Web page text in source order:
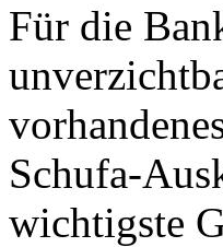
Für die
Schufa-
wichtigste